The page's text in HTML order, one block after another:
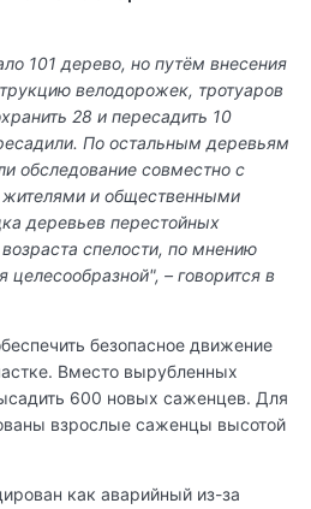
101 дерево, но путём внесения
велодорожек, тротуаров
28 и пересадить 10
По остальным деревьям
обследование совместно с
и общественными
деревьев перестойных
спелости, по мнению
целесообразной", – говорится в
безопасное движение
Вместо вырубленных
600 новых саженцев. Для
взрослые саженцы высотой
как аварийный из-за